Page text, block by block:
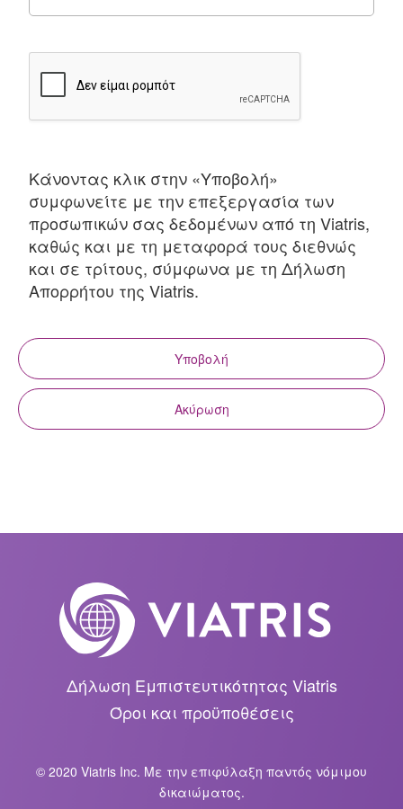
Κάνοντας κλικ στην «Υποβολή»
συμφωνείτε με την επεξεργασία των
προσωπικών σας δεδομένων από τη Viatris,
καθώς και με τη μεταφορά τους διεθνώς
και σε τρίτους, σύμφωνα με τη Δήλωση
Απορρήτου της Viatris.
Υποβολή
Ακύρωση
Δήλωση Εμπιστευτικότητας Viatris
Όροι και προϋποθέσεις
© 2020 Viatris Inc. Με την επιφύλαξη παντός νόμιμου
δικαιώματος.